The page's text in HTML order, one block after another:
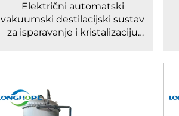
Električni automatski
vakuumski destilacijski sustav
za isparavanje i kristalizaciju